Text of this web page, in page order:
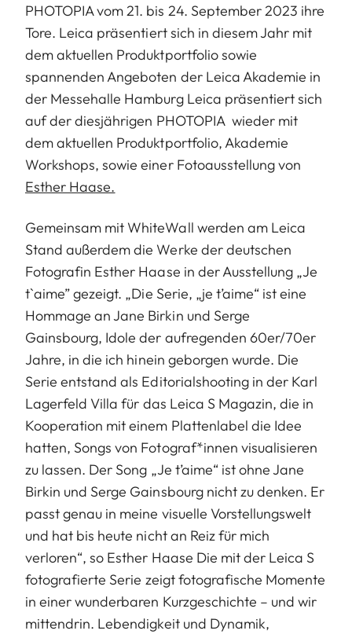
PHOTOPIA vom 21. bis 24. September 2023 ihre
Tore. Leica präsentiert sich in diesem Jahr mit
dem aktuellen Produktportfolio sowie
spannenden Angeboten der Leica Akademie in
der Messehalle Hamburg Leica präsentiert sich
auf der diesjährigen PHOTOPIA wieder mit
dem aktuellen Produktportfolio, Akademie
Workshops, sowie einer Fotoausstellung von
Esther Haase.
Gemeinsam mit WhiteWall werden am Leica
Stand außerdem die Werke der deutschen
Fotografin Esther Haase in der Ausstellung „Je
t`aime” gezeigt. „Die Serie, „je t’aime“ ist eine
Hommage an Jane Birkin und Serge
Gainsbourg, Idole der aufregenden 60er/70er
Jahre, in die ich hinein geborgen wurde. Die
Serie entstand als Editorialshooting in der Karl
Lagerfeld Villa für das Leica S Magazin, die in
Kooperation mit einem Plattenlabel die Idee
hatten, Songs von Fotograf*innen visualisieren
zu lassen. Der Song „Je t’aime“ ist ohne Jane
Birkin und Serge Gainsbourg nicht zu denken. Er
passt genau in meine visuelle Vorstellungswelt
und hat bis heute nicht an Reiz für mich
verloren“, so Esther Haase Die mit der Leica S
fotografierte Serie zeigt fotografische Momente
in einer wunderbaren Kurzgeschichte – und wir
mittendrin. Lebendigkeit und Dynamik,